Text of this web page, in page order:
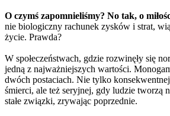
O czymś zapomnieliśmy? No tak, o
nie biologiczny rachunek zysków i strat,
życie. Prawda?
W społeczeństwach, gdzie rozwinęły się
jedną z najważniejszych wartości.
dwóch postaciach. Nie tylko
śmierci, ale też seryjnej, gdy ludzie tworzą
stałe związki, zrywając poprzednie.